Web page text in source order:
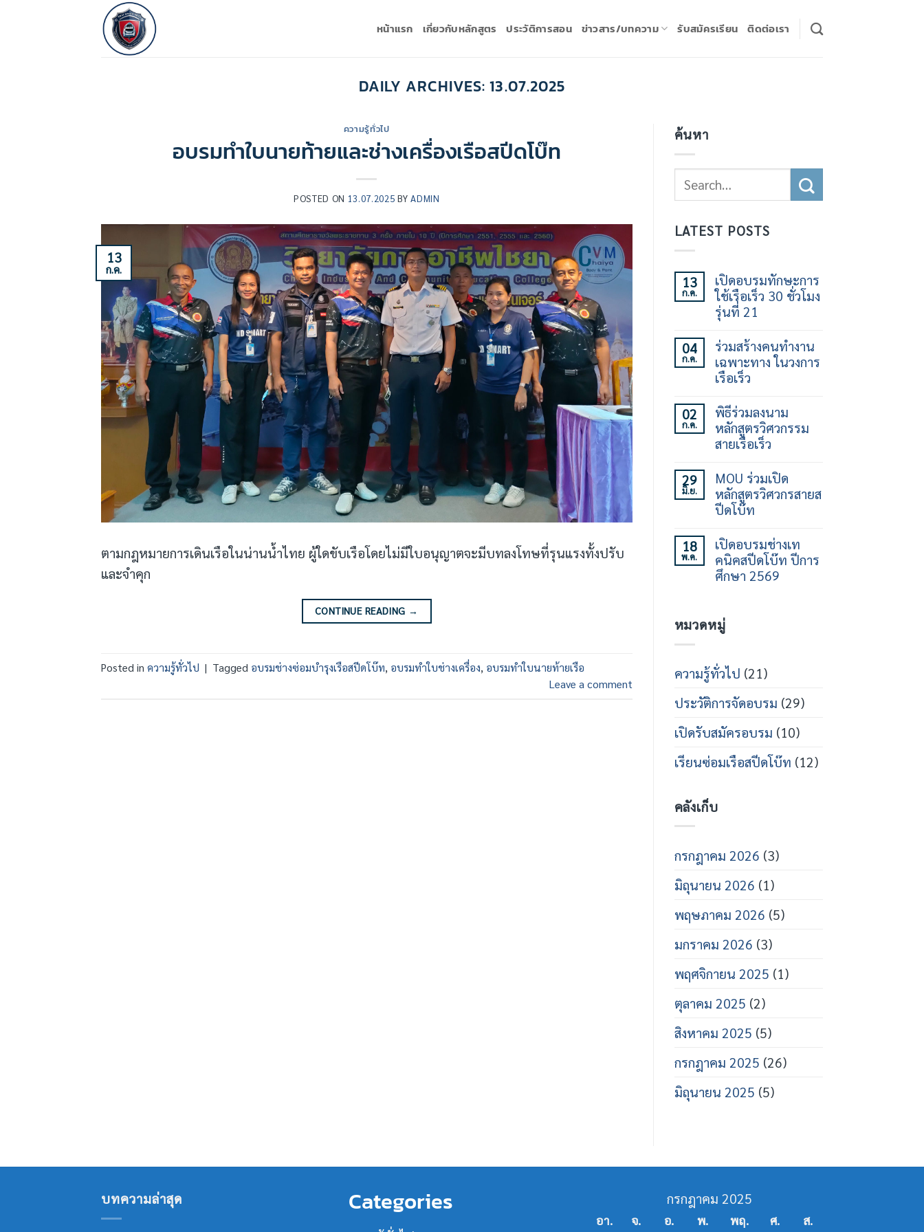
หน้าแรก เกี่ยวกับหลักสูตร ประวัติการสอน ข่าวสาร/บทความ รับสมัครเรียน ติดต่อเรา
DAILY ARCHIVES:13.07.2025
ความรู้ทั่วไป
อบรมทำใบนายท้ายและช่างเครื่องเรือสปีดโบ๊ท
POSTED ON 13.07.2025 BYADMIN
13
ก.ค.
ตามกฎหมายการเดินเรือในน่านน้ำไทย ผู้ใดขับเรือโดยไม่มีใบอนุญาตจะมีบทลงโทษที่รุนแรงทั้งปรับ
และจำคุก
CONTINUE READING →
Posted in ความรู้ทั่วไป | Tagged อบรมช่างซ่อมบำรุงเรือสปีดโบ๊ท, อบรมทำใบช่างเครื่อง, อบรมทำใบนายท้ายเรือ
Leave a comment
ค้นหา
LATEST POSTS
13
ก.ค.
เปิดอบรมทักษะการ
ใช้เรือเร็ว 30 ชั่วโมง
รุ่นที่ 21
ความ
เห็น
บน
เปิด
อบรม
การ
ใช้
เรือ
เร็ว
30
ที่
21
04
ก.ค.
ร่วมสร้างคนทำงาน
เฉพาะทาง ในวงการ
เรือเร็ว
ความ
เห็น
บน
ร่วม
สร้าง
เฉพาะ
ทาง
ใน
วงการ
เร็ว
02
ก.ค.
พิธีร่วมลงนาม
หลักสูตรวิศวกรรม
สายเรือเร็ว
เห็น
บน
พิธี
ร่วม
นาม
หลักสูตร
วิศวกรรม
สาย
เรือ
29
มิ.ย.
MOU ร่วมเปิด
หลักสูตรวิศวกรสายส
ปีดโบ๊ท
ความ
เห็น
บน
MOU
ร่วม
กร
สาย
โบ๊ท
18
พ.ค.
เปิดอบรมช่างเท
คนิคสปีดโบ๊ท ปีการ
ศึกษา 2569
บน
เปิด
เท
คนิคส
โบ๊ท
ปี
ศึกษา
หมวดหมู่
ความรู้ทั่วไป (21)
ประวัติการจัดอบรม (29)
เปิดรับสมัครอบรม (10)
เรียนซ่อมเรือสปีดโบ๊ท (12)
คลังเก็บ
กรกฎาคม 2026 (3)
มิถุนายน 2026 (1)
พฤษภาคม 2026 (5)
มกราคม 2026 (3)
พฤศจิกายน 2025 (1)
ตุลาคม 2025 (2)
สิงหาคม 2025 (5)
กรกฎาคม 2025 (26)
มิถุนายน 2025 (5)
บทความล่าสุด Categories กรกฎาคม 2025
อา. จ. อ. พ. พฤ. ศ. ส.